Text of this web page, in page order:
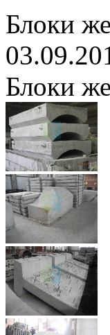
Блоки
Блоки